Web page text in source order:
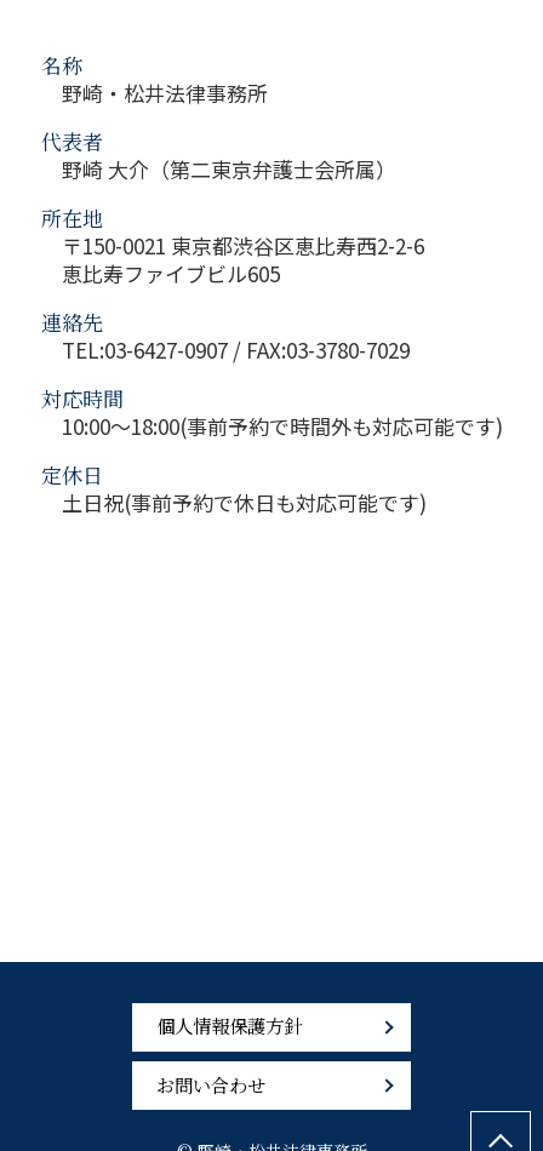
名称
野崎・松井法律事務所
代表者
野崎 大介（第二東京弁護士会所属）
所在地
〒150-0021 東京都渋谷区恵比寿西2-2-6
恵比寿ファイブビル605
連絡先
TEL:03-6427-0907 / FAX:03-3780-7029
対応時間
10:00～18:00(事前予約で時間外も対応可能です)
定休日
土日祝(事前予約で休日も対応可能です)
個人情報保護方針
お問い合わせ